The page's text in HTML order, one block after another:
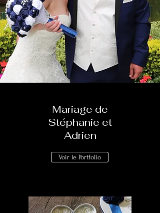
Mariage de
Stéphanie et
Adrien
Voir le Portfolio